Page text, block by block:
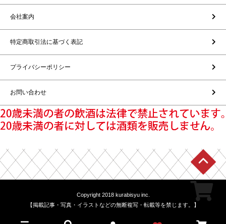
会社案内
特定商取引法に基づく表記
プライバシーポリシー
お問い合わせ
Copyright 2018 kurabisyu inc.
【掲載記事・写真・イラストなどの無断複写・転載等を禁じます。】